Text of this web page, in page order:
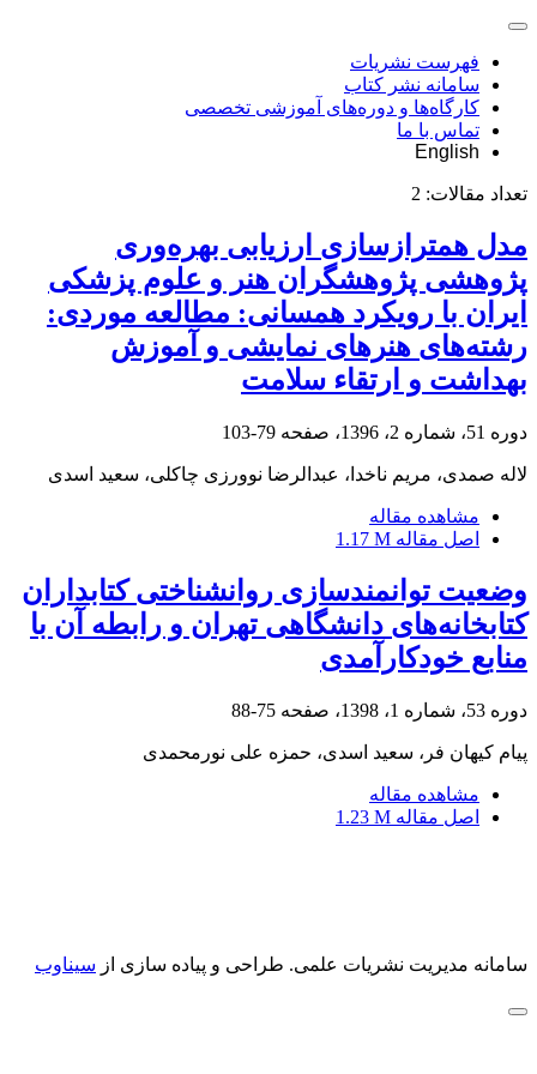
فهرست نشریات
سامانه نشر کتاب
کارگاه‌ها و دوره‌های آموزشی تخصصی
تماس با ما
English
تعداد مقالات: 2
مدل همترازسازی ارزیابی بهره‌وری
پژوهشی پژوهشگران هنر و علوم پزشکی
ایران با رویکرد همسانی: مطالعه موردی:
رشته‌های هنرهای نمایشی و آموزش
بهداشت و ارتقاء سلامت
دوره 51، شماره 2، 1396، صفحه 79-103
لاله صمدی، مریم ناخدا، عبدالرضا نوورزی چاکلی، سعید اسدی
مشاهده مقاله
اصل مقاله 1.17 M
وضعیت توانمندسازی روانشناختی کتابداران
کتابخانه‌های دانشگاهی تهران و رابطه آن با
منابع خودکارآمدی
دوره 53، شماره 1، 1398، صفحه 75-88
پیام کیهان فر، سعید اسدی، حمزه علی نورمحمدی
مشاهده مقاله
اصل مقاله 1.23 M
سامانه مدیریت نشریات علمی. طراحی و پیاده سازی از سیناوب